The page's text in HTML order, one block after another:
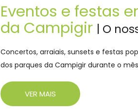
Eventos e festas
da Campigir | O
Concertos, arraiais, sunsets e festas
dos parques da Campigir durante o
VER MAIS